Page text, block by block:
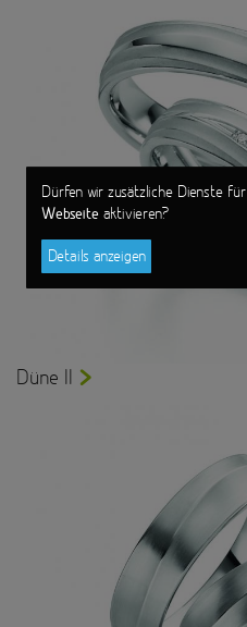
Düne II
Dürfen wir zusätzliche Dienste für
Webseite aktivieren?
Details anzeigen